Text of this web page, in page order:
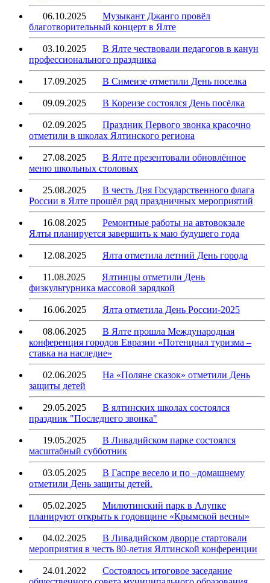
06.10.2025
Музыкант Джанго провёл
благотворительный концерт в Ялте
03.10.2025
В Ялте чествовали педагогов в канун
профессионального праздника
17.09.2025 В Симеизе отметили День поселка
09.09.2025 В Кореизе состоялся День посёлка
02.09.2025
Праздник Первого звонка красочно
отметили в школах Ялтинского региона
27.08.2025
В Ялте презентовали обновлённое
меню школьных столовых
25.08.2025
В честь Дня Государственного флага
России в Ялте прошёл ряд праздничных мероприятий
16.08.2025
Ремонтные работы на автовокзале
Ялты планируется завершить к маю будущего года
12.08.2025 Ялта отметила летний День города
11.08.2025
Ялтинцы отметили День
физкультурника массовой зарядкой
16.06.2025 Ялта отметила День России-2025
08.06.2025
В Ялте прошла Международная
конференция городов Евразии «Потенциал туризма –
ставка на наследие»
02.06.2025
На «Поляне сказок» отметили День
защиты детей
29.05.2025
В ялтинских школах состоялся
праздник "Последнего звонка"
19.05.2025
В Ливадийском парке состоялся
масштабный субботник
03.05.2025
В Гаспре весело и по –домашнему
отметили День защиты детей.
05.02.2025
Милютинский парк в Алупке
планируют открыть к годовщине «Крымской весны»
04.02.2025
В Ливадийском дворце стартовали
мероприятия в честь 80-летия Ялтинской конференции
24.01.2022
Состоялось итоговое заседание